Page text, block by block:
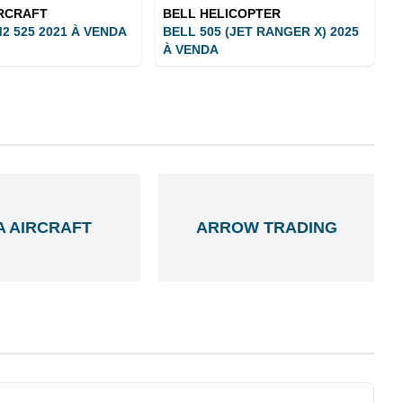
525 2021 À VENDA
BELL HELICOPTER
BELL 505 (JET RANGER X) 2025
À VENDA
AIRCRAFT ARROW TRADING